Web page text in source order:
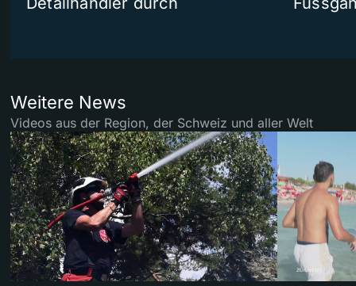
Weitere News
Videos aus der Region, der Schweiz und aller Welt